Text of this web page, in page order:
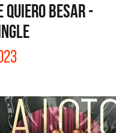
QUIERO BESAR -